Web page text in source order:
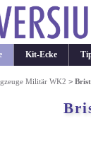
Kit-Ecke
Militär WK2 >